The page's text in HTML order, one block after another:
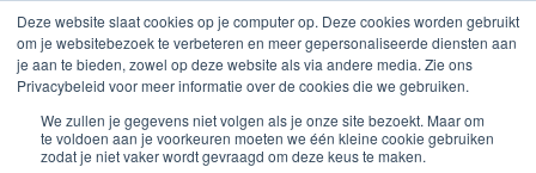
Deze website slaat cookies op je computer op. Deze cookies worden gebruikt
om je websitebezoek te verbeteren en meer gepersonaliseerde diensten aan
je aan te bieden, zowel op deze website als via andere media. Zie ons
Privacybeleid voor meer informatie over de cookies die we gebruiken.
We zullen je gegevens niet volgen als je onze site bezoekt. Maar om
te voldoen aan je voorkeuren moeten we één kleine cookie gebruiken
zodat je niet vaker wordt gevraagd om deze keus te maken.
Home
Zadelmakerij overzicht
Gekleurde halzen